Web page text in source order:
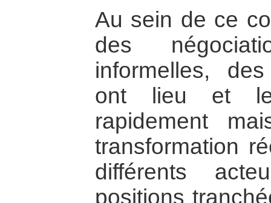
Au sein de ce
des
informelles,
ont lieu et le
rapidement
transformation
différents
positions